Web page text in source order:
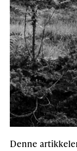
Om oss
Levd liv
Podkast
FÅ TILGONG
Denne